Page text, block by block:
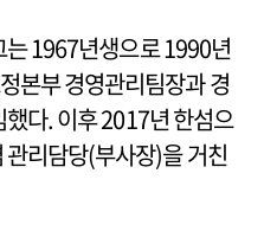
는 1967년생으로 1990년
본부 경영관리팀장과 경
다. 이후 2017년 한섬으
리담당(부사장)을 거친